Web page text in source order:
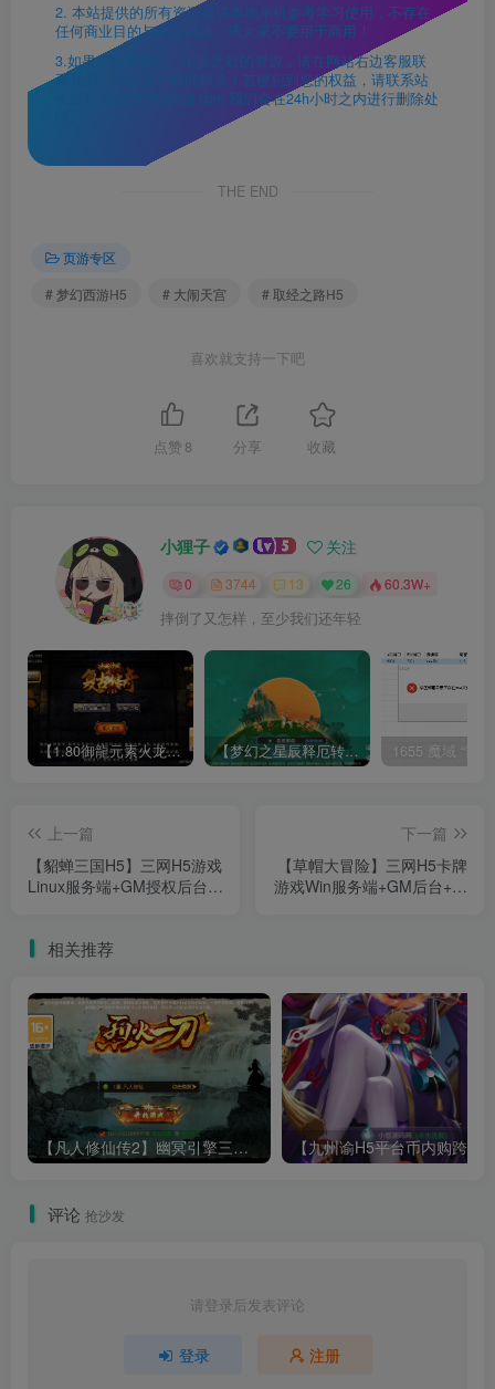
2. 本站提供的所有资源仅供本地单机参考学习使用，不存在
任何商业目的与商业用途，请大家不要用于商用！
3.如果本站有侵犯、不妥之处的资源，请在网站右边客服联
系我们。将会第一时间解决！若侵犯到您的权益，请联系站
长邮箱:12225150@qq.com 我们会在24h小时之内进行删除处
THE END
页游专区
# 梦幻西游H5
# 大闹天宫 # 取经之路H5
喜欢就支持一下吧
点赞 8 分享 收藏
小狸子 关注
0 3744 13 26 60.3W+
摔倒了又怎样，至少我们还年轻
【1.80御龍元素火龙[摸摸登陆器]】战神引擎WIN服务端+GM工具+充值后台+双端+架设教程 【梦幻之星辰释厄转尊享挂机版】MT3换皮梦幻西游Linux服务端+GM后台+双端+源码+架设教程
上一篇
【貂蝉三国H5】三网H5游戏
Linux服务端+GM授权后台
下一篇
【草帽大冒险】三网H5卡牌
游戏Win服务端+GM后台+架
相关推荐
【凡人修仙传2】幽冥引擎三网H5游戏Win服务端+全套表+全套源码+运营管理后台+安卓+架设教程
评论 抢沙发
请登录后发表评论
登录 注册